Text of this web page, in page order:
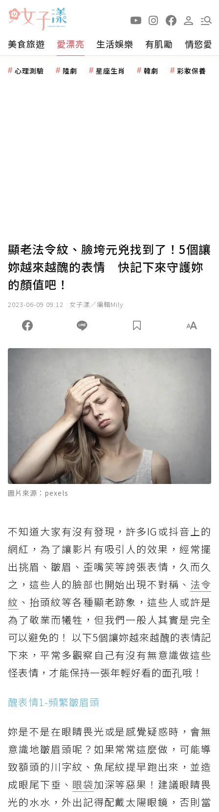
美食旅遊 愛漂亮 生活娛樂 有肌勵 情慾愛
心理測驗 陸劇 星座生肖 韓劇 彩妝保養
顯老法令紋、臉垮元兇找到了！5個讓
妳越來越醜的表情 快記下來守護妳
的顏值吧！
2023-06-09 09:12 女子漾／編輯Mily
圖片來源：pexels
不知道大家有沒有發現，許多IG或抖音上的
網紅，為了讓影片有吸引人的效果，經常擺
出挑眉、皺眉、歪嘴笑等誇張表情，久而久
之，這些人的臉部也開始出現不對稱、 法令
紋 、抬頭紋等各種顯老跡象，這些人或許是
為了敬業而犧牲，但我們一般人其實是完全
可以避免的！ 以下5個讓妳越來越醜的表情記
下來，平常多觀察自己有沒有無意識做這些
怪表情，才能保持一張年輕好看的面孔哦！
醜表情1-頻繁皺眉頭
妳是不是在眼睛畏光或是感覺疑惑時，會無
意識地皺眉頭呢？如果常常這麼做，可能導
致額頭的川字紋、魚尾紋提早跑出來，並造
成眼尾下垂、 眼袋加深等惡果！建議眼睛畏
光的水水，外出記得配戴太陽眼鏡，否則當